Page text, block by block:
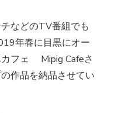
などのTV番組でも
年春に目黒にオー
カフェ Mipig Cafeさ
作品を納品させてい